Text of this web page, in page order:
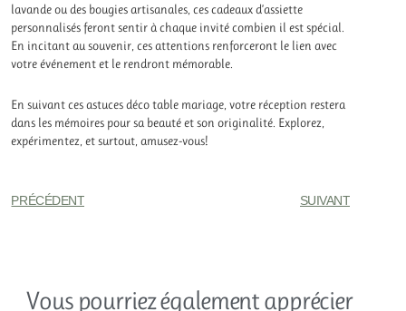
lavande ou des bougies artisanales, ces cadeaux d’assiette
personnalisés feront sentir à chaque invité combien il est spécial.
En incitant au souvenir, ces attentions renforceront le lien avec
votre événement et le rendront mémorable.
En suivant ces astuces déco table mariage, votre réception restera
dans les mémoires pour sa beauté et son originalité. Explorez,
expérimentez, et surtout, amusez-vous!
PRÉCÉDENT SUIVANT
Vous pourriez également apprécier